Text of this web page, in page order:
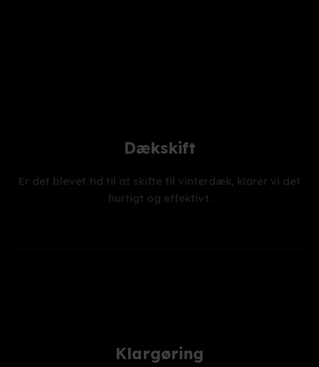
Dækskift
Er det blevet tid til at skifte til vinterdæk, klarer vi det
hurtigt og effektivt.
Klargøring